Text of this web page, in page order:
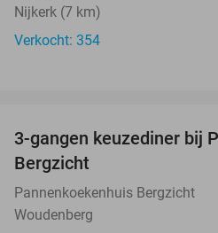
Nijkerk (7 km)
Verkocht: 354
3-gangen keuzediner bij
Bergzicht
Pannenkoekenhuis Bergzicht
Woudenberg